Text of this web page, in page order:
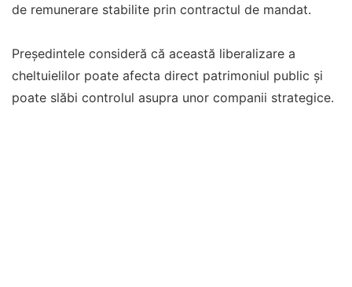
de remunerare stabilite prin contractul de mandat.
Președintele consideră că această liberalizare a
cheltuielilor poate afecta direct patrimoniul public și
poate slăbi controlul asupra unor companii strategice.